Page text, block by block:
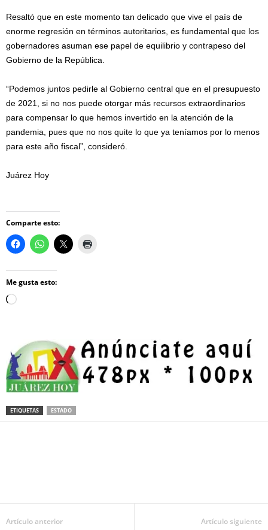
Resaltó que en este momento tan delicado que vive el país de
enorme regresión en términos autoritarios, es fundamental que los
gobernadores asuman ese papel de equilibrio y contrapeso del
Gobierno de la República.
“Podemos juntos pedirle al Gobierno central que en el presupuesto
de 2021, si no nos puede otorgar más recursos extraordinarios
para compensar lo que hemos invertido en la atención de la
pandemia, pues que no nos quite lo que ya teníamos por lo menos
para este año fiscal”, consideró.
Juárez Hoy
Comparte esto:
Me gusta esto:
Loading…
ETIQUETAS ESTADO
Artículo anterior Artículo siguiente